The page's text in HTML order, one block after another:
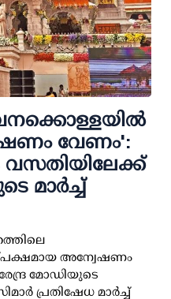
വേണം':
വസതിയിലേക്ക്
മാര്‍ച്ച്
അന്വേഷണം
മോഡിയുടെ
പ്രതിഷേധ മാര്‍ച്ച്